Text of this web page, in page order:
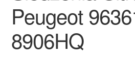
Peugeot
8906HQ